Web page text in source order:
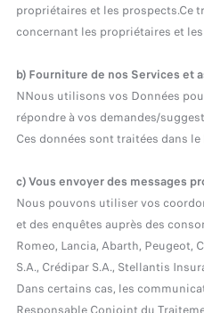
propriétaires et les prospects.Ce
concernant les propriétaires et
b) Fourniture de nos Services et
NNous utilisons vos Données
répondre à vos demandes/
Ces données sont traitées dans
c) Vous envoyer des messages
Nous pouvons utiliser vos
et des enquêtes auprès des
Romeo, Lancia, Abarth, Peugeot,
S.A., Crédipar S.A., Stellantis
Dans certains cas, les